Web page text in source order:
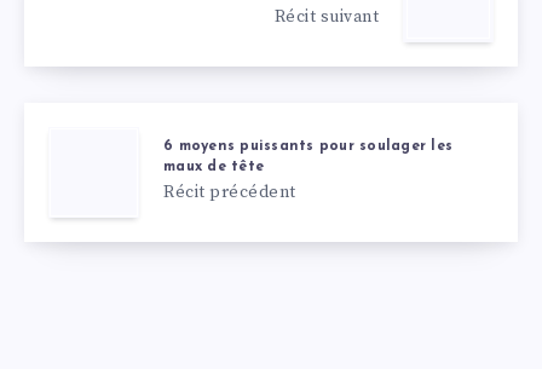
Récit suivant
6 moyens puissants pour soulager les
maux de tête
Récit précédent